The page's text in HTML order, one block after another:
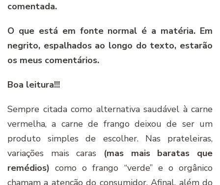
comentada.
O que está em fonte normal é a matéria. Em
negrito, espalhados ao longo do texto, estarão
os meus comentários.
Boa leitura!!!
Sempre citada como alternativa saudável à carne
vermelha, a carne de frango deixou de ser um
produto simples de escolher. Nas prateleiras,
variações mais caras (mas mais baratas que
remédios) como o frango “verde” e o orgânico
chamam a atenção do consumidor. Afinal, além do